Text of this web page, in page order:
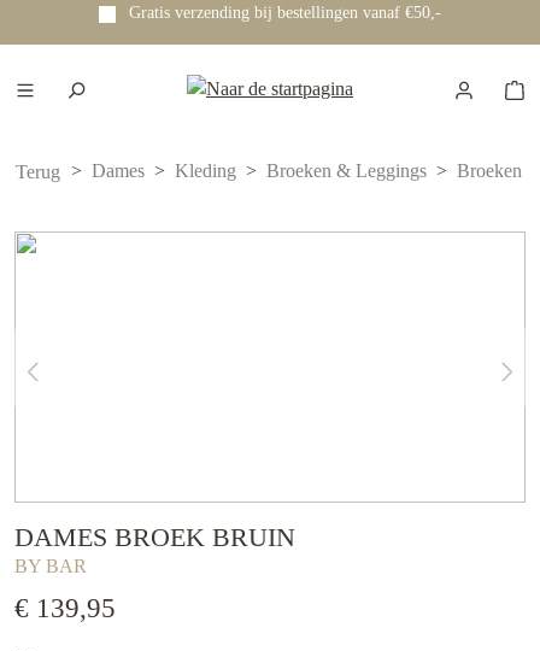
hoofdinhoud
Gratis verzending bij bestellingen vanaf €50,-
Terug Dames Kleding Broeken & Leggings Broeken
DAMES BROEK BRUIN
BY BAR
€ 139,95